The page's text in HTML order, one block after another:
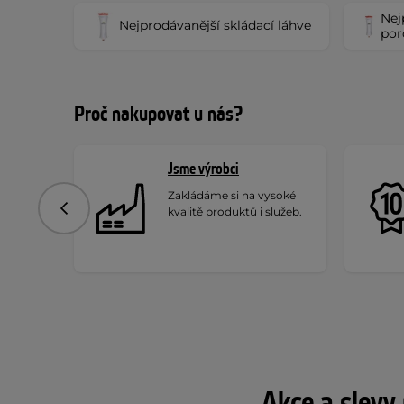
Nejprodávanější skládací láhve
Proč nakupovat u nás?
Jsme výrobci
Zakládáme si na vysoké
kvalitě produktů i služeb.
Předchozí